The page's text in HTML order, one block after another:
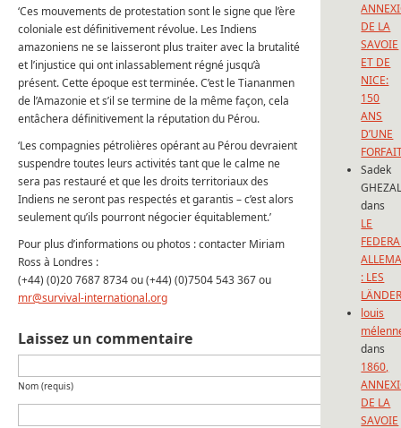
‘Ces mouvements de protestation sont le signe que l’ère
coloniale est définitivement révolue. Les Indiens
amazoniens ne se laisseront plus traiter avec la brutalité
et l’injustice qui ont inlassablement régné jusqu’à
présent. Cette époque est terminée. C’est le Tiananmen
de l’Amazonie et s’il se termine de la même façon, cela
entâchera définitivement la réputation du Pérou.
‘Les compagnies pétrolières opérant au Pérou devraient
suspendre toutes leurs activités tant que le calme ne
sera pas restauré et que les droits territoriaux des
Indiens ne seront pas respectés et garantis – c’est alors
seulement qu’ils pourront négocier équitablement.’
Pour plus d’informations ou photos : contacter Miriam
Ross à Londres :
(+44) (0)20 7687 8734 ou (+44) (0)7504 543 367 ou
mr@survival-international.org
Laissez un commentaire
Nom (requis)
DE LA
SAVOIE
ET DE
NICE:
150
ANS
D’UNE
Sadek
dans
LE
: LES
louis
dans
1860,
DE LA
SAVOIE